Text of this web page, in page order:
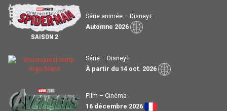
SAISON 2
Série animée – Disney+
Automne 2026
Série – Disney+
À partir du 14 oct. 2026
Film – Cinéma
16 décembre 2026